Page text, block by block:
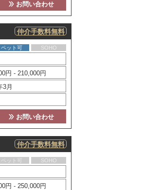
お問い合わせ
仲介手数料無料
ペット可 SOHO
円 - 210,000円
3月
お問い合わせ
仲介手数料無料
ペット可 SOHO
円 - 250,000円